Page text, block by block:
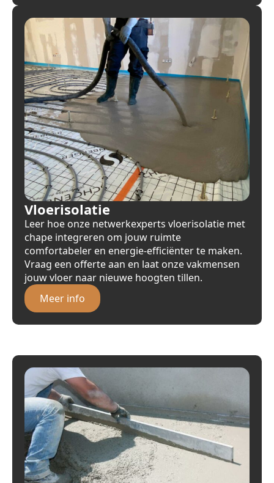
Vloerisolatie
Leer hoe onze netwerkexperts vloerisolatie met
chape integreren om jouw ruimte
comfortabeler en energie-efficiënter te maken.
Vraag een offerte aan en laat onze vakmensen
jouw vloer naar nieuwe hoogten tillen.
Meer info